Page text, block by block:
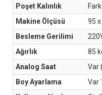
Poşet Kalınlık
Makine Ölçüsü
95 x
Besleme Gerilimi
Ağırlık
85
Analog Saat
Var
Boy Ayarlama
Var